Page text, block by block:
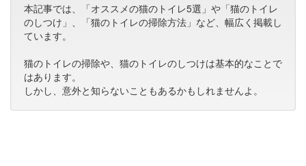
本記事では、「オススメの猫のトイレ5選」や「猫のトイレ
のしつけ」、「猫のトイレの掃除方法」など、幅広く掲載し
ています。
猫のトイレの掃除や、猫のトイレのしつけは基本的なことで
はあります。
しかし、意外と知らないこともあるかもしれませんよ。